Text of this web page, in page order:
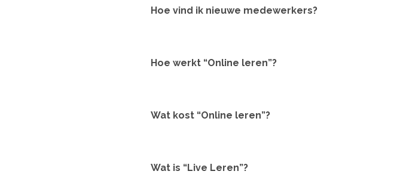
Hoe vind ik nieuwe medewerkers?
Hoe werkt “Online leren”?
Wat kost “Online leren”?
Wat is “Live Leren”?